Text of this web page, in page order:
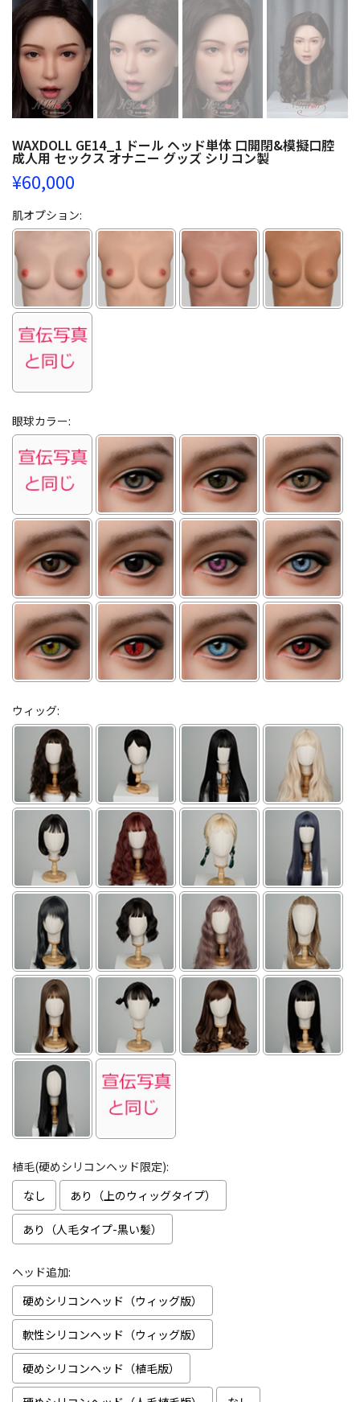
WAXDOLL GE14_1 ドール ヘッド単体 口開閉&模擬口腔
成人用 セックス オナニー グッズ シリコン製
¥60,000
肌オプション:
眼球カラー:
ウィッグ:
植毛(硬めシリコンヘッド限定):
なし
あり（上のウィッグタイプ）
あり（人毛タイプ-黒い髪）
ヘッド追加:
硬めシリコンヘッド（ウィッグ版）
軟性シリコンヘッド（ウィッグ版）
硬めシリコンヘッド（植毛版）